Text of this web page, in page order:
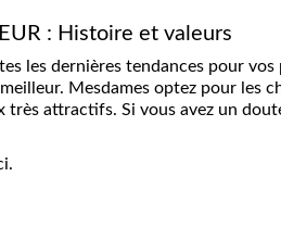
: Histoire et valeurs
les dernières tendances pour
Mesdames optez pour les
attractifs. Si vous avez un